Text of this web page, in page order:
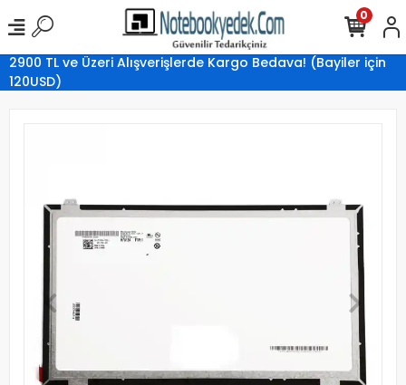
2900 TL ve Üzeri Alışverişlerde Kargo Bedava! (Bayiler için
120USD)
0